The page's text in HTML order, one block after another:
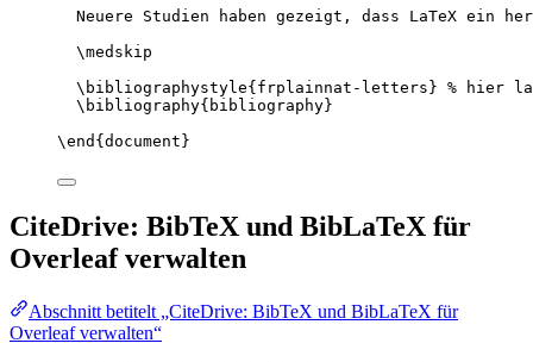
Neuere Studien haben gezeigt, dass LaTeX ein
\medskip
\bibliographystyle{frplainnat-letters} % hier
\bibliography{bibliography}
\end { document }
CiteDrive: BibTeX und BibLaTeX für
Overleaf verwalten
Abschnitt betitelt „CiteDrive: BibTeX und BibLaTeX für
Overleaf verwalten“